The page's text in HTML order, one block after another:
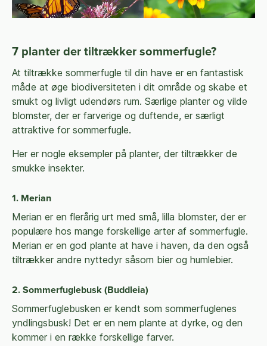
7 planter der tiltrækker sommerfugle?
At tiltrække sommerfugle til din have er en fantastisk
måde at øge biodiversiteten i dit område og skabe et
smukt og livligt udendørs rum. Særlige planter og vilde
blomster, der er farverige og duftende, er særligt
attraktive for sommerfugle.
Her er nogle eksempler på planter, der tiltrækker de
smukke insekter.
1. Merian
Merian er en flerårig urt med små, lilla blomster, der er
populære hos mange forskellige arter af sommerfugle.
Merian er en god plante at have i haven, da den også
tiltrækker andre nyttedyr såsom bier og humlebier.
2. Sommerfuglebusk (Buddleia)
Sommerfuglebusken er kendt som sommerfuglenes
yndlingsbusk! Det er en nem plante at dyrke, og den
kommer i en række forskellige farver.